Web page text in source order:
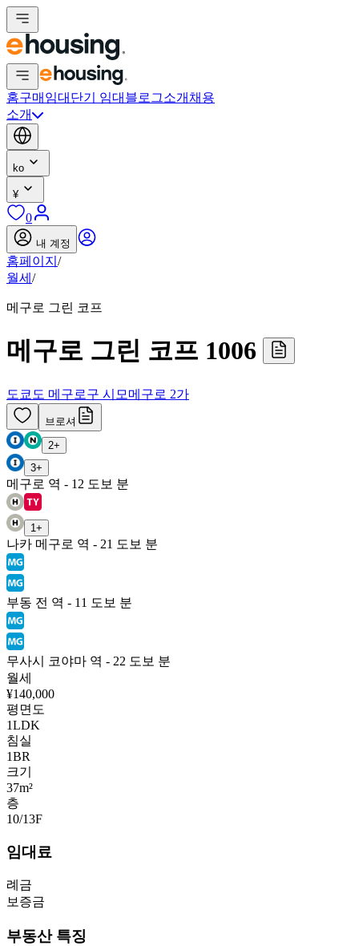
홈구매 임대 단기 임대 블로그소개 채용
소개
ko
¥
0
내 계정
홈페이지 /
월세 /
메구로 그린 코프
메구로 그린 코프 1006
도쿄도 메구로구 시모메구로 2가
브로셔
2+
3+
메구로 역 - 12 도보 분
1 +
나카 메구로 역 - 21 도보 분
부동 전 역 - 11 도보 분
무사시 코야마 역 - 22 도보 분
월세
¥140,000
평면도
1LDK
침실
1BR
크기
37m²
층
10/13F
임대료
례금
보증금
부동산 특징